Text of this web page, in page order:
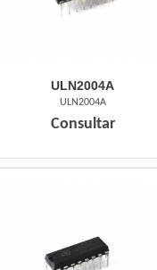
ULN2004A
ULN2004A
Consultar